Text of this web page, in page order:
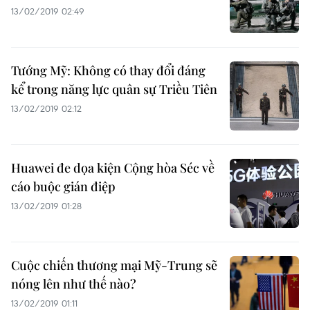
13/02/2019 02:49
Tướng Mỹ: Không có thay đổi đáng
kể trong năng lực quân sự Triều Tiên
13/02/2019 02:12
Huawei đe dọa kiện Cộng hòa Séc về
cáo buộc gián điệp
13/02/2019 01:28
Cuộc chiến thương mại Mỹ-Trung sẽ
nóng lên như thế nào?
13/02/2019 01:11